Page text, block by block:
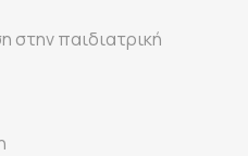
στην παιδιατρική